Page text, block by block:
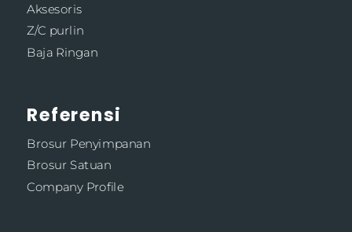
Aksesoris
Z/C purlin
Baja Ringan
Referensi
Brosur Penyimpanan
Brosur Satuan
Company Profile